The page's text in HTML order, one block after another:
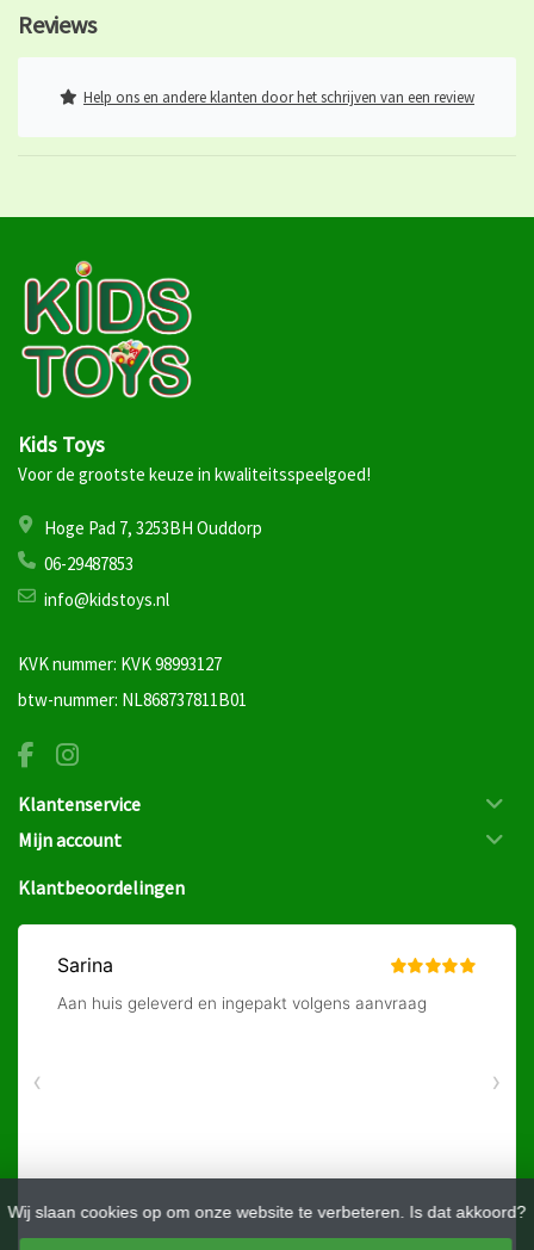
Wij slaan cookies op om onze website te verbeteren. Is dat akkoord?
Reviews
Help ons en andere klanten door het schrijven van een review
Kids Toys
Voor de grootste keuze in kwaliteitsspeelgoed!
Hoge Pad 7, 3253BH Ouddorp
06-29487853
info@kidstoys.nl
KVK nummer: KVK 98993127
btw-nummer: NL868737811B01
Klantenservice
Mijn account
Klantbeoordelingen